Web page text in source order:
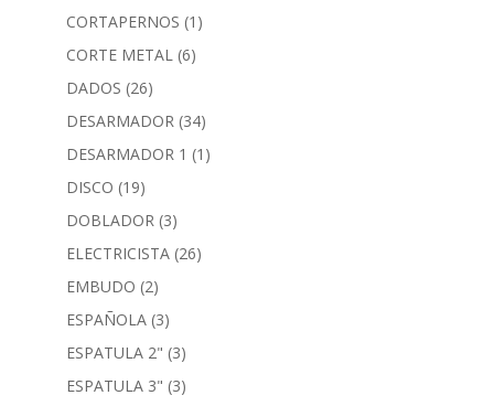
CORTAPERNOS (1)
CORTE METAL (6)
DADOS (26)
DESARMADOR (34)
DESARMADOR 1 (1)
DISCO (19)
DOBLADOR (3)
ELECTRICISTA (26)
EMBUDO (2)
ESPAÑOLA (3)
ESPATULA 2" (3)
ESPATULA 3" (3)